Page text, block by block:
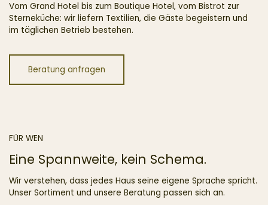
Vom Grand Hotel bis zum Boutique Hotel, vom Bistrot zur
Sterneküche: wir liefern Textilien, die Gäste begeistern und
im täglichen Betrieb bestehen.
Beratung anfragen
FÜR WEN
Eine Spannweite, kein Schema.
Wir verstehen, dass jedes Haus seine eigene Sprache spricht.
Unser Sortiment und unsere Beratung passen sich an.